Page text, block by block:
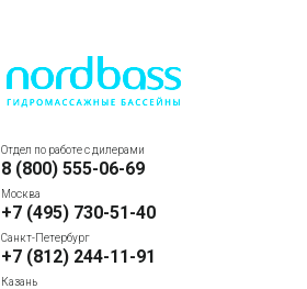
Отдел по работе с дилерами
8 (800) 555-06-69
Москва
+7 (495) 730-51-40
Санкт-Петербург
+7 (812) 244-11-91
Казань